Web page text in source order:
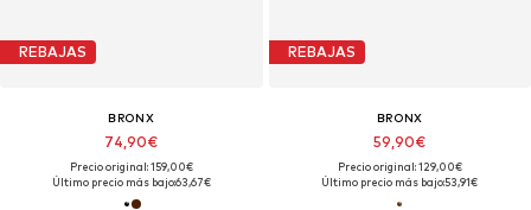
REBAJAS
BRONX
74,90€
Precio original: 159,00€
Último precio más bajo:63,67€
REBAJAS
BRONX
59,90€
Precio original: 129,00€
Último precio más bajo:53,91€